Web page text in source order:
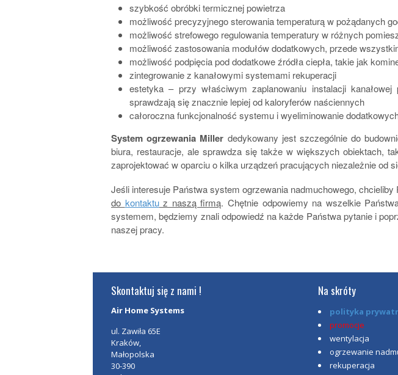
szybkość obróbki termicznej powietrza
możliwość precyzyjnego sterowania temperaturą w pożądanych
możliwość strefowego regulowania temperatury w różnych
możliwość zastosowania modułów dodatkowych, przede
możliwość podpięcia pod dodatkowe źródła ciepła, takie jak
zintegrowanie z kanałowymi systemami rekuperacji
estetyka – przy właściwym zaplanowaniu instalacji
sprawdzają się znacznie lepiej od kaloryferów naściennych
całoroczna funkcjonalność systemu i wyeliminowanie
System ogrzewania Miller dedykowany jest szczególnie do
biura, restauracje, ale sprawdza się także w większych obiektach,
zaprojektować w oparciu o kilka urządzeń pracujących niezależnie od
Jeśli interesuje Państwa system ogrzewania nadmuchowego,
do kontaktuz naszą firmą. Chętnie odpowiemy na wszelkie
systemem, będziemy znali odpowiedź na każde Państwa pytanie i
naszej pracy.
Skontaktuj się z nami !
Air Home Systems
ul. Zawiła 65E
Kraków,
Małopolska
30-390
Na skróty
polityka
promocje
wentylacja
ogrzewanie
rekuperacja